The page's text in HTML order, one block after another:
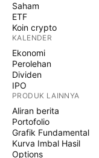
Saham
ETF
Koin crypto
KALENDER
Ekonomi
Perolehan
Dividen
IPO
PRODUK LAINNYA
Aliran berita
Portofolio
Grafik Fundamental
Kurva Imbal Hasil
Options